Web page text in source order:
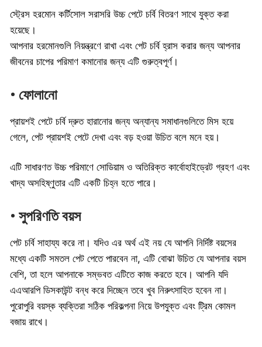
স্ট্রেস হরমোন কর্টিসোল সরাসরি উচ্চ পেটে চর্বি বিতরণ সাথে যুক্ত করা
হয়েছে।
আপনার হরমোনগুলি নিয়ন্ত্রণে রাখা এবং পেট চর্বি হ্রাস করার জন্য আপনার
জীবনের চাপের পরিমাণ কমানোর জন্য এটি গুরুত্বপূর্ণ।
• ফোলানো
প্রায়শই পেটে চর্বি দ্রুত হারানোর জন্য অন্যান্য সমাধানগুলিতে মিস হয়ে
গেলে, পেট প্রায়শই পেটে দেখা এবং বড় হওয়া উচিত বলে মনে হয়।
এটি সাধারণত উচ্চ পরিমাণে সোডিয়াম ও অতিরিক্ত কার্বোহাইড্রেট গ্রহণ এবং
খাদ্য অসহিষ্ণুতার এটি একটি চিহ্ন হতে পারে।
• সুপরিণতি বয়স
পেট চর্বি সাহায্য করে না। যদিও এর অর্থ এই নয় যে আপনি নির্দিষ্ট বয়সের
মধ্যে একটি সমতল পেট পেতে পারবেন না, এটি বোঝা উচিত যে আপনার বয়স
বেশি, তা হলে আপনাকে সম্ভবত এটিতে কাজ করতে হবে। আপনি যদি
এএআরপি ডিসকাউন্ট বন্ধ করে দিচ্ছেন তবে খুব নিরুৎসাহিত হবেন না।
পুরোপুরি বয়স্ক ব্যক্তিরা সঠিক পরিকল্পনা নিয়ে উপযুক্ত এবং ট্রিম কোমল
বজায় রাখে।